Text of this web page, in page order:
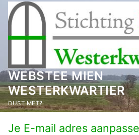
naar
inhoud
WEBSTEE MIEN
WESTERKWARTIER
DUST MET? Zoeken naar:
Je E-mail adres